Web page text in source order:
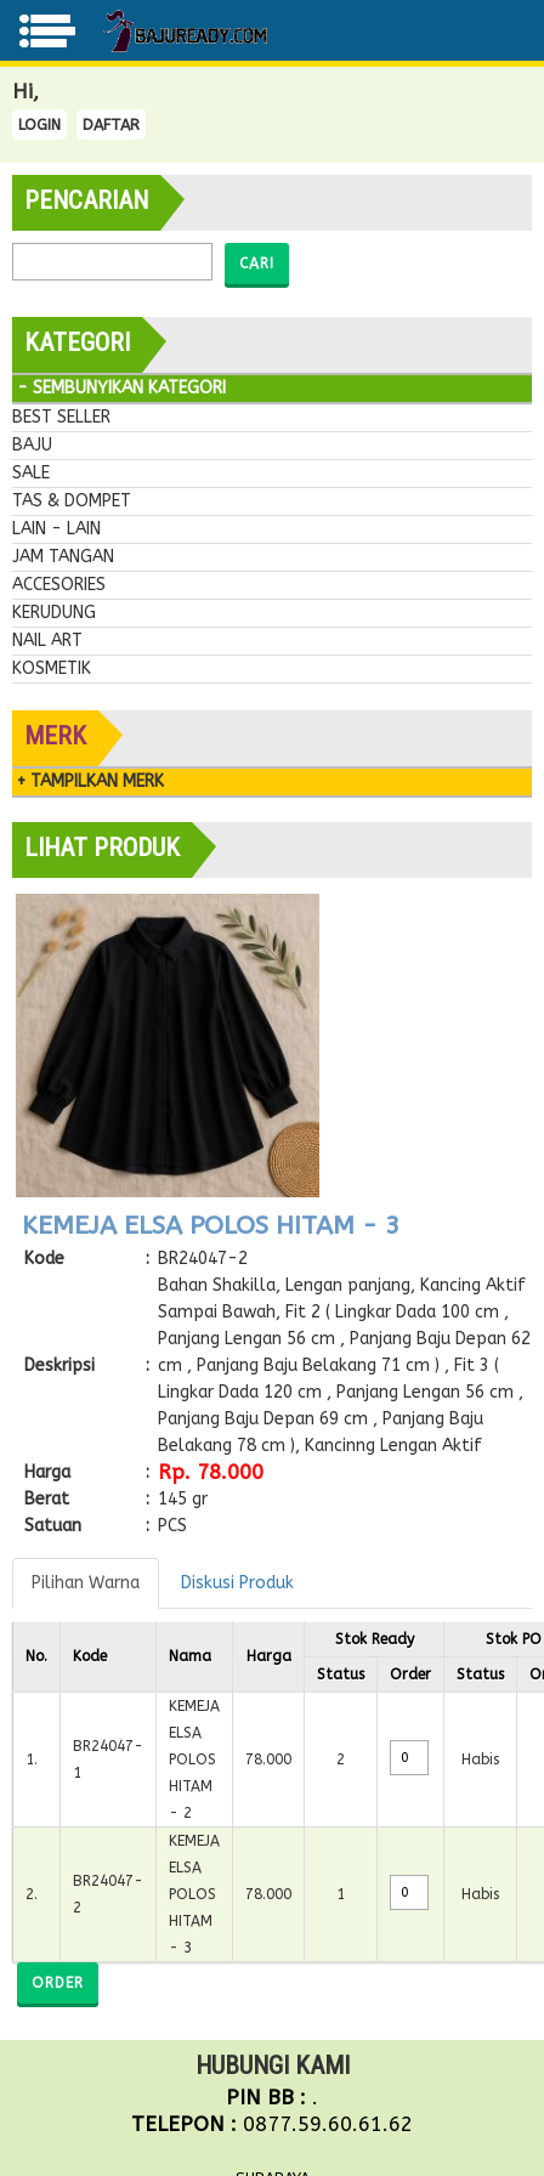
Hi,
LOGIN DAFTAR
PENCARIAN
CARI
KATEGORI
- SEMBUNYIKAN KATEGORI
BEST SELLER
BAJU
SALE
TAS & DOMPET
LAIN - LAIN
JAM TANGAN
ACCESORIES
KERUDUNG
NAIL ART
KOSMETIK
MERK
+ TAMPILKAN MERK
LIHAT PRODUK
KEMEJA ELSA POLOS HITAM - 3
Kode : BR24047-2
Deskripsi :
Bahan Shakilla, Lengan panjang, Kancing Aktif
Sampai Bawah, Fit 2 ( Lingkar Dada 100 cm ,
Panjang Lengan 56 cm , Panjang Baju Depan 62
cm , Panjang Baju Belakang 71 cm ) , Fit 3 (
Lingkar Dada 120 cm , Panjang Lengan 56 cm ,
Panjang Baju Depan 69 cm , Panjang Baju
Belakang 78 cm ), Kancinng Lengan Aktif
Harga
: Rp. 78.000
Berat : 145 gr
Satuan
: PCS
Pilihan Warna Diskusi Produk
No. Kode Nama Harga
Stok Ready Stok PO
Status Order Status
1.
BR24047-
1
KEMEJA
ELSA
POLOS
HITAM
- 2
78.000 2 Habis
2.
BR24047-
2
KEMEJA
ELSA
POLOS
HITAM
- 3
78.000 1 Habis
ORDER
HUBUNGI KAMI
PIN BB : .
TELEPON : 0877.59.60.61.62